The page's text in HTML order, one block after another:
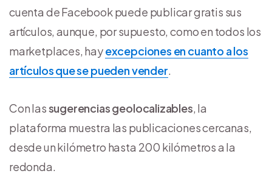
cuenta de Facebook puede publicar gratis sus
artículos, aunque, por supuesto, como en todos los
marketplaces, hayexcepciones en cuanto a los
artículos que se pueden vender
Con lassugerencias geolocalizables , la
plataforma muestra las publicaciones cercanas,
desde un kilómetro hasta 200 kilómetros a la
redonda.